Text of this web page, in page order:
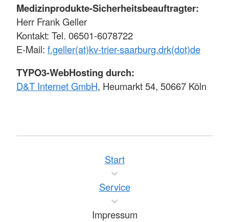
Medizinprodukte-Sicherheitsbeauftragter:
Herr Frank Geller
Kontakt: Tel. 06501-6078722
E-Mail: f.geller(at)kv-trier-saarburg.drk(dot)de
TYPO3-WebHosting durch:
D&T Internet GmbH, Heumarkt 54, 50667 Köln
Start
Service
Impressum